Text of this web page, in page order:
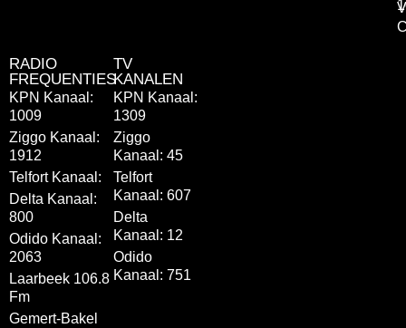
RADIO
FREQUENTIES
KPN Kanaal:
1009
Ziggo Kanaal:
1912
Telfort Kanaal:
Delta Kanaal:
800
Odido Kanaal:
2063
Laarbeek 106.8
Fm
Gemert-Bakel
TV
KANALEN
KPN Kanaal:
1309
Ziggo
Kanaal: 45
Telfort
Kanaal: 607
Delta
Kanaal: 12
Odido
Kanaal: 751